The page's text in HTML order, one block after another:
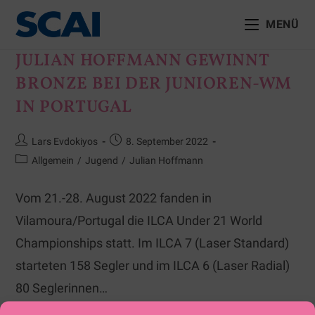
MENÜ
JULIAN HOFFMANN GEWINNT
BRONZE BEI DER JUNIOREN-WM
IN PORTUGAL
Lars Evdokiyos
8. September 2022
Allgemein / Jugend / Julian Hoffmann
Vom 21.-28. August 2022 fanden in
Vilamoura/Portugal die ILCA Under 21 World
Championships statt. Im ILCA 7 (Laser Standard)
starteten 158 Segler und im ILCA 6 (Laser Radial)
80 Seglerinnen…